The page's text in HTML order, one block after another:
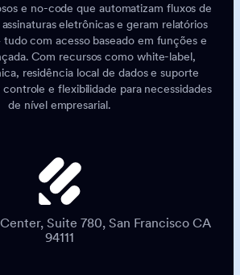
e no-code que automatizam fluxos de
eletrônicas e geram relatórios
com acesso baseado em funções e
Com recursos como white-label,
residência local de dados e suporte
e flexibilidade para necessidades
de nível empresarial.
Suite 780, San Francisco CA
94111